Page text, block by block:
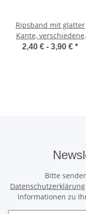
Ripsband mit glatter
Kante, verschiedene
Ivory-Töne
2,40 € - 3,90 € *
Bitte
Datenschutzerklärung
Informationen zu